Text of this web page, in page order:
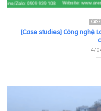
CASE
[Case studies] Công nghệ
14/